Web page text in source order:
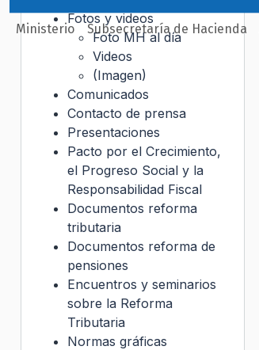
Ministerio Subsecretaría de Hacienda
Fotos y videos
Foto MH al día
Videos
(Imagen)
Comunicados
Contacto de prensa
Presentaciones
Pacto por el Crecimiento,
el Progreso Social y la
Responsabilidad Fiscal
Documentos reforma
tributaria
Documentos reforma de
pensiones
Encuentros y seminarios
sobre la Reforma
Tributaria
Normas gráficas